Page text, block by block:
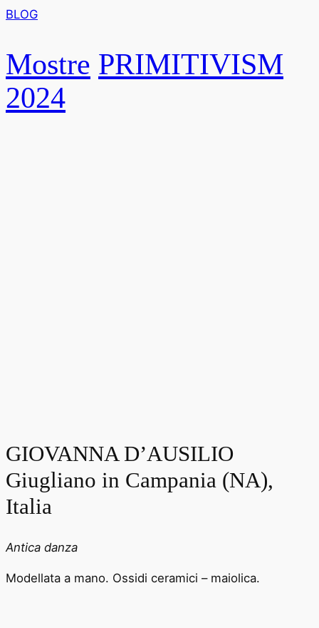
BLOG
Mostre PRIMITIVISM
2024
GIOVANNA D’AUSILIO
Giugliano in Campania (NA),
Italia
Antica danza
Modellata a mano. Ossidi ceramici – maiolica.